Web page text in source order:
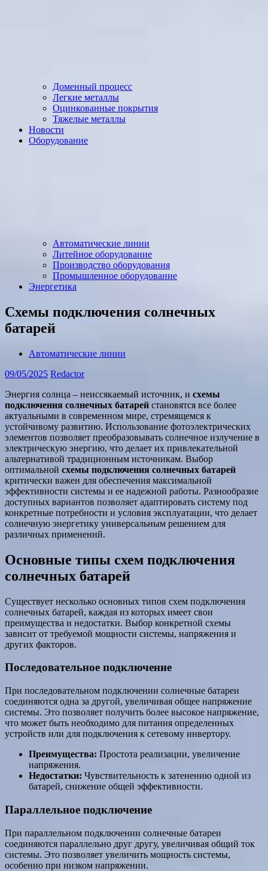
Доменный процесс
Легкие металлы
Оцинкованные покрытия
Тяжелые металлы
Новости
Оборудование
Автоматические линии
Литейное оборудование
Производство оборудования
Промышленное оборудование
Энергетика
Схемы подключения солнечных
батарей
Автоматические линии
09/05/2025 Redactor
Энергия солнца – неиссякаемый источник, и схемы
подключения солнечных батарей становятся все более
актуальными в современном мире, стремящемся к
устойчивому развитию. Использование фотоэлектрических
элементов позволяет преобразовывать солнечное излучение в
электрическую энергию, что делает их привлекательной
альтернативой традиционным источникам. Выбор
оптимальной схемы подключения солнечных батарей
критически важен для обеспечения максимальной
эффективности системы и ее надежной работы. Разнообразие
доступных вариантов позволяет адаптировать систему под
конкретные потребности и условия эксплуатации, что делает
солнечную энергетику универсальным решением для
различных применений.
Основные типы схем подключения
солнечных батарей
Существует несколько основных типов схем подключения
солнечных батарей, каждая из которых имеет свои
преимущества и недостатки. Выбор конкретной схемы
зависит от требуемой мощности системы, напряжения и
других факторов.
Последовательное подключение
При последовательном подключении солнечные батареи
соединяются одна за другой, увеличивая общее напряжение
системы. Это позволяет получить более высокое напряжение,
что может быть необходимо для питания определенных
устройств или для подключения к сетевому инвертору.
Преимущества: Простота реализации, увеличение
напряжения.
Недостатки: Чувствительность к затенению одной из
батарей, снижение общей эффективности.
Параллельное подключение
При параллельном подключении солнечные батареи
соединяются параллельно друг другу, увеличивая общий ток
системы. Это позволяет увеличить мощность системы,
особенно при низком напряжении.